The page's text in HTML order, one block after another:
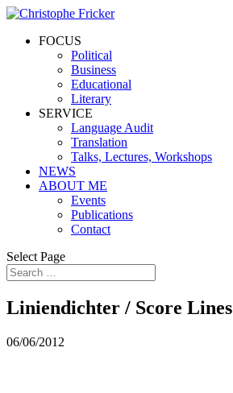
FOCUS
Political
Business
Educational
Literary
SERVICE
Language Audit
Translation
Talks, Lectures, Workshops
NEWS
ABOUT ME
Events
Publications
Contact
Select Page
Liniendichter / Score Lines
06/06/2012